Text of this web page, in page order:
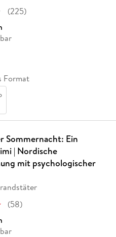
(225)
Format
Sommernacht: Ein
| Nordische
mit psychologischer
(58)